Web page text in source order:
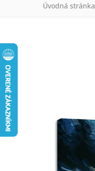
Úvodná stránka